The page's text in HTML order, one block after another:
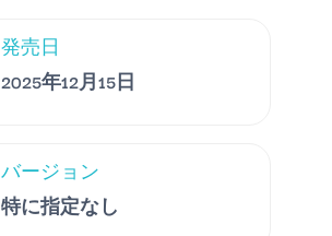
発売日
2025年12月15日
バージョン
特に指定なし